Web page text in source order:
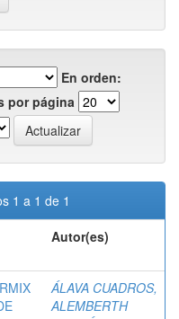
En orden:
por página
1 a 1 de 1
Autor(es)
ÁLAVA CUADROS,
ALEMBERTH